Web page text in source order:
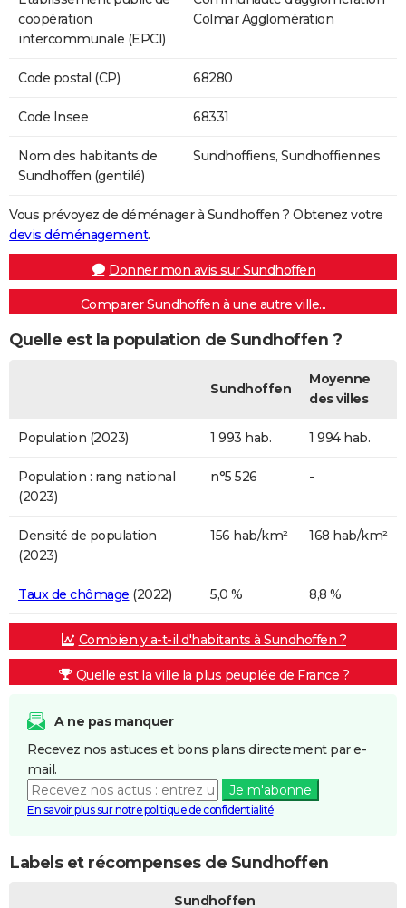
coopération
intercommunale (EPCI)
Colmar Agglomération
Code postal (CP) 68280
Code Insee 68331
Nom des habitants de
Sundhoffen (gentilé)
Sundhoffiens, Sundhoffiennes
Vous prévoyez de déménager à Sundhoffen ? Obtenez votre
devis déménagement.
Donner mon avis sur Sundhoffen
Comparer Sundhoffen à une autre ville...
Quelle est la population de Sundhoffen ?
Sundhoffen
Moyenne
des villes
Population (2023) 1 993 hab. 1 994 hab.
Population : rang national
(2023)
n°5 526 -
Densité de population
(2023)
156 hab/km² 168 hab/km²
Taux de chômage (2022) 5,0 % 8,8 %
Combien y a-t-il d'habitants à Sundhoffen ?
Quelle est la ville la plus peuplée de France ?
A ne pas manquer
Recevez nos astuces et bons plans directement par e-
mail.
Je m'abonne
En savoir plus sur notre politique de confidentialité
Labels et récompenses de Sundhoffen
Sundhoffen